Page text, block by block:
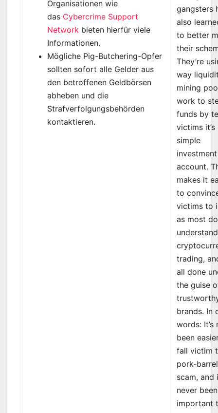
Organisationen wie
das Cybercrime Support
Network bieten hierfür viele
Informationen.
Mögliche Pig-Butchering-Opfer
sollten sofort alle Gelder aus
den betroffenen Geldbörsen
abheben und die
Strafverfolgungsbehörden
kontaktieren.
gangsters
also
to better
their
They’re
way
mining
work to
funds by
victims it’s
simple
investment
account.
makes it
to
victims to
as most
understand
trading,
all done
the guise
brands. In
words: It’s
been
fall victim
pork-barrel
scam, and
never
important